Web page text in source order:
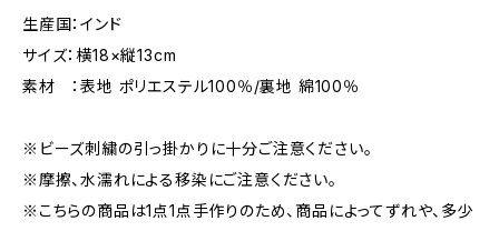
生産国：インド
サイズ：横18×縦13cm
素材 ：表地 ポリエステル100％/裏地 綿100％
※ビーズ刺繍の引っ掛かりに十分ご注意ください。
※摩擦、水濡れによる移染にご注意ください。
※こちらの商品は1点1点手作りのため、商品によってずれや、多少